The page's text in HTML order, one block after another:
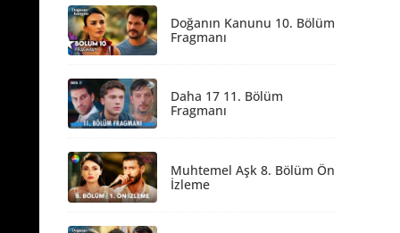
Doğanın Kanunu 10. Bölüm
Fragmanı
Daha 17 11. Bölüm
Fragmanı
Muhtemel Aşk 8. Bölüm Ön
İzleme